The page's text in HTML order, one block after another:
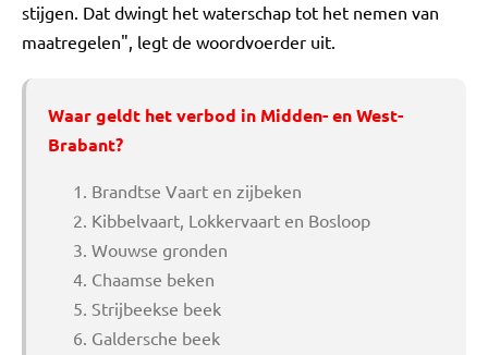
stijgen. Dat dwingt het waterschap tot het nemen van
maatregelen", legt de woordvoerder uit.
Waar geldt het verbod in Midden- en West-
Brabant?
Brandtse Vaart en zijbeken
Kibbelvaart, Lokkervaart en Bosloop
Wouwse gronden
Chaamse beken
Strijbeekse beek
Galdersche beek